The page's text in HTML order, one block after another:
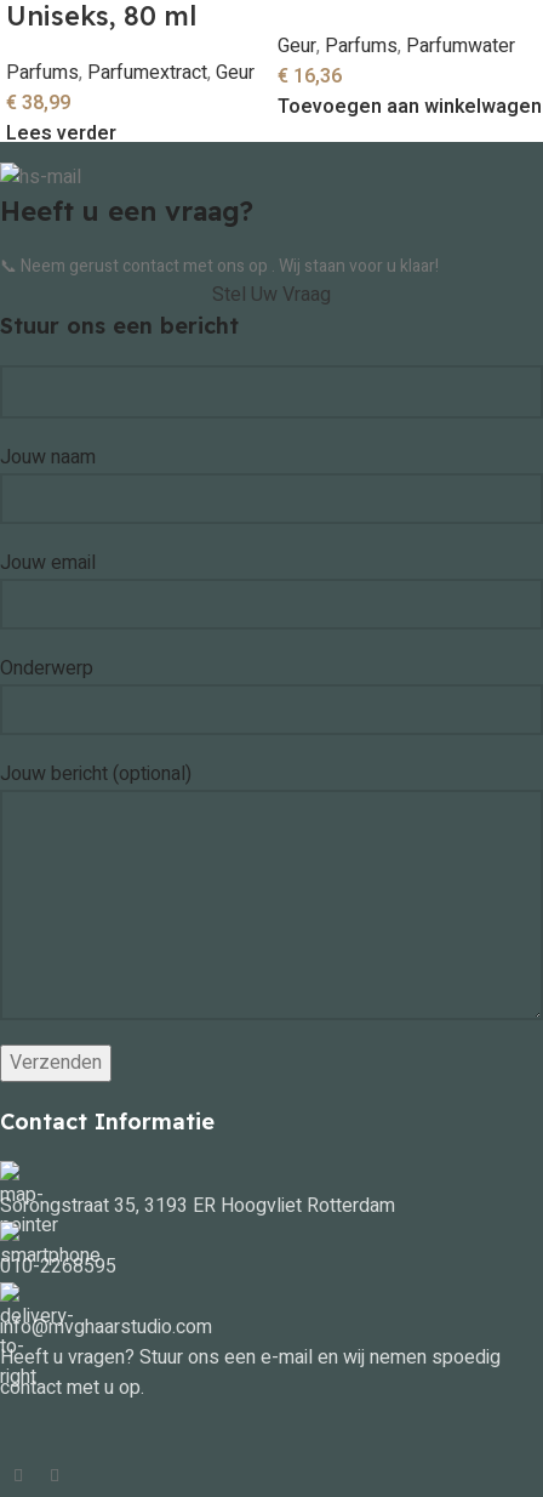
Uniseks, 80 ml
Parfums, Parfumextract, Geur
€38,99
Lees verder
Geur, Parfums, Parfumwater
€ 16,36
Toevoegen aan winkelwagen
Heeft u een vraag?
📞 Neem gerust contact met ons op . Wij staan voor u klaar!
Stel Uw Vraag
Stuur ons een bericht
Jouw naam
Jouw email
Onderwerp
Jouw bericht (optional)
Contact Informatie
Sorongstraat 35, 3193 ER Hoogvliet Rotterdam
010-2268595
info@mvghaarstudio.com
Heeft u vragen? Stuur ons een e-mail en wij nemen spoedig
contact met u op.